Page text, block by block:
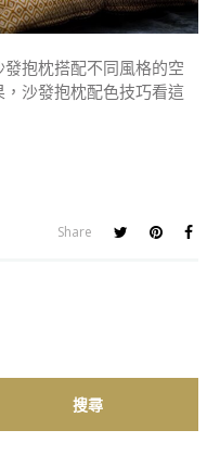
抱枕搭配不同風格的空
沙發抱枕配色技巧看這
Share
搜尋